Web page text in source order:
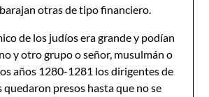
otras de tipo financiero.
de los judíos era grande y podían
y otro grupo o señor, musulmán o
años 1280-1281 los dirigentes de
quedaron presos hasta que no se